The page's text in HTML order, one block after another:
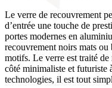
Le verre de recouvrement
d’entrée une touche de
portes modernes en
recouvrement noirs mats
motifs. Le verre est traité
côté minimaliste et futuriste
technologies, il est tout